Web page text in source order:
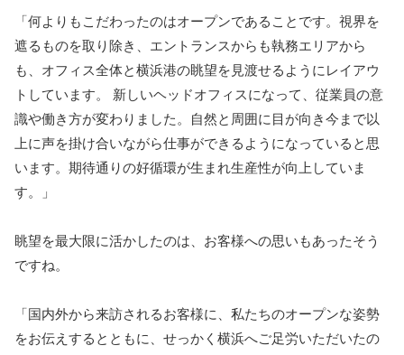
「何よりもこだわったのはオープンであることです。視界を
遮るものを取り除き、エントランスからも執務エリアから
も、オフィス全体と横浜港の眺望を見渡せるようにレイアウ
トしています。 新しいヘッドオフィスになって、従業員の意
識や働き方が変わりました。自然と周囲に目が向き今まで以
上に声を掛け合いながら仕事ができるようになっていると思
います。期待通りの好循環が生まれ生産性が向上していま
す。」
眺望を最大限に活かしたのは、お客様への思いもあったそう
ですね。
「国内外から来訪されるお客様に、私たちのオープンな姿勢
をお伝えするとともに、せっかく横浜へご足労いただいたの